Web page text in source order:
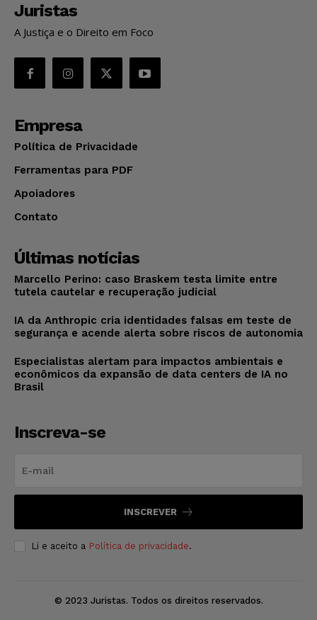
Juristas
A Justiça e o Direito em Foco
Empresa
Política de Privacidade
Ferramentas para PDF
Apoiadores
Contato
Últimas notícias
Marcello Perino: caso Braskem testa limite entre
tutela cautelar e recuperação judicial
IA da Anthropic cria identidades falsas em teste de
segurança e acende alerta sobre riscos de autonomia
Especialistas alertam para impactos ambientais e
econômicos da expansão de data centers de IA no
Brasil
Inscreva-se
INSCREVER
Li e aceito a Política de privacidade.
© 2023 Juristas. Todos os direitos reservados.